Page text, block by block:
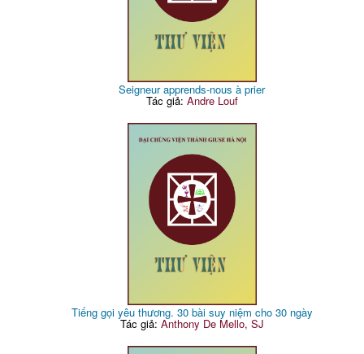
Seigneur apprends-nous à prier
Tác giả: Andre Louf
Tiếng gọi yêu thương. 30 bài suy niệm cho 30 ngày
Tác giả: Anthony De Mello, SJ